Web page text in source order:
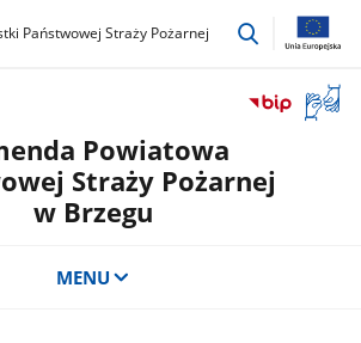
Państwowej Straży Pożarnej
przejdź
okno
Powiatowa
Straży Pożarnej
w Brzegu
MENU